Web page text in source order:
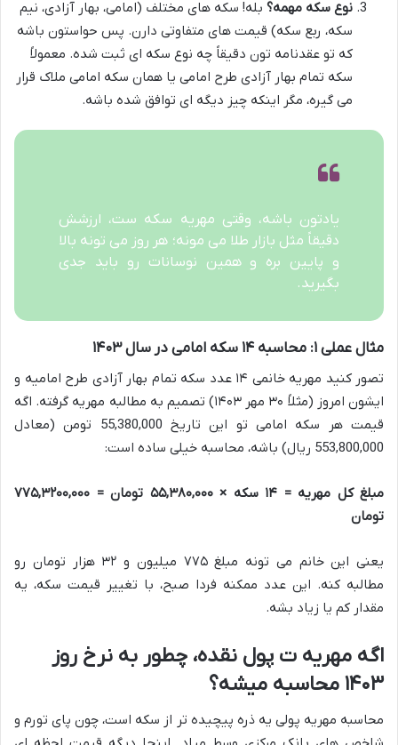
نوع سکه مهمه؟ بله! سکه های مختلف (امامی، بهار آزادی، نیم
سکه، ربع سکه) قیمت های متفاوتی دارن. پس حواستون باشه
که تو عقدنامه تون دقیقاً چه نوع سکه ای ثبت شده. معمولاً
سکه تمام بهار آزادی طرح امامی یا همان سکه امامی ملاک قرار
می گیره، مگر اینکه چیز دیگه ای توافق شده باشه.
یادتون باشه، وقتی مهریه سکه ست، ارزشش
دقیقاً مثل بازار طلا می مونه؛ هر روز می تونه بالا
و پایین بره و همین نوسانات رو باید جدی
بگیرید.
مثال عملی ۱: محاسبه ۱۴ سکه امامی در سال ۱۴۰۳
تصور کنید مهریه خانمی ۱۴ عدد سکه تمام بهار آزادی طرح امامیه و
ایشون امروز (مثلاً ۳۰ مهر ۱۴۰۳) تصمیم به مطالبه مهریه گرفته. اگه
قیمت هر سکه امامی تو این تاریخ 55,380,000 تومن (معادل
553,800,000 ریال) باشه، محاسبه خیلی ساده است:
مبلغ کل مهریه = ۱۴ سکه × ۵۵,۳۸۰,۰۰۰ تومان = ۷۷۵,۳۲۰۰,۰۰۰
تومان
یعنی این خانم می تونه مبلغ ۷۷۵ میلیون و ۳۲ هزار تومان رو
مطالبه کنه. این عدد ممکنه فردا صبح، با تغییر قیمت سکه، یه
مقدار کم یا زیاد بشه.
اگه مهریه ت پول نقده، چطور به نرخ روز
۱۴۰۳ محاسبه میشه؟
محاسبه مهریه پولی یه ذره پیچیده تر از سکه است، چون پای تورم و